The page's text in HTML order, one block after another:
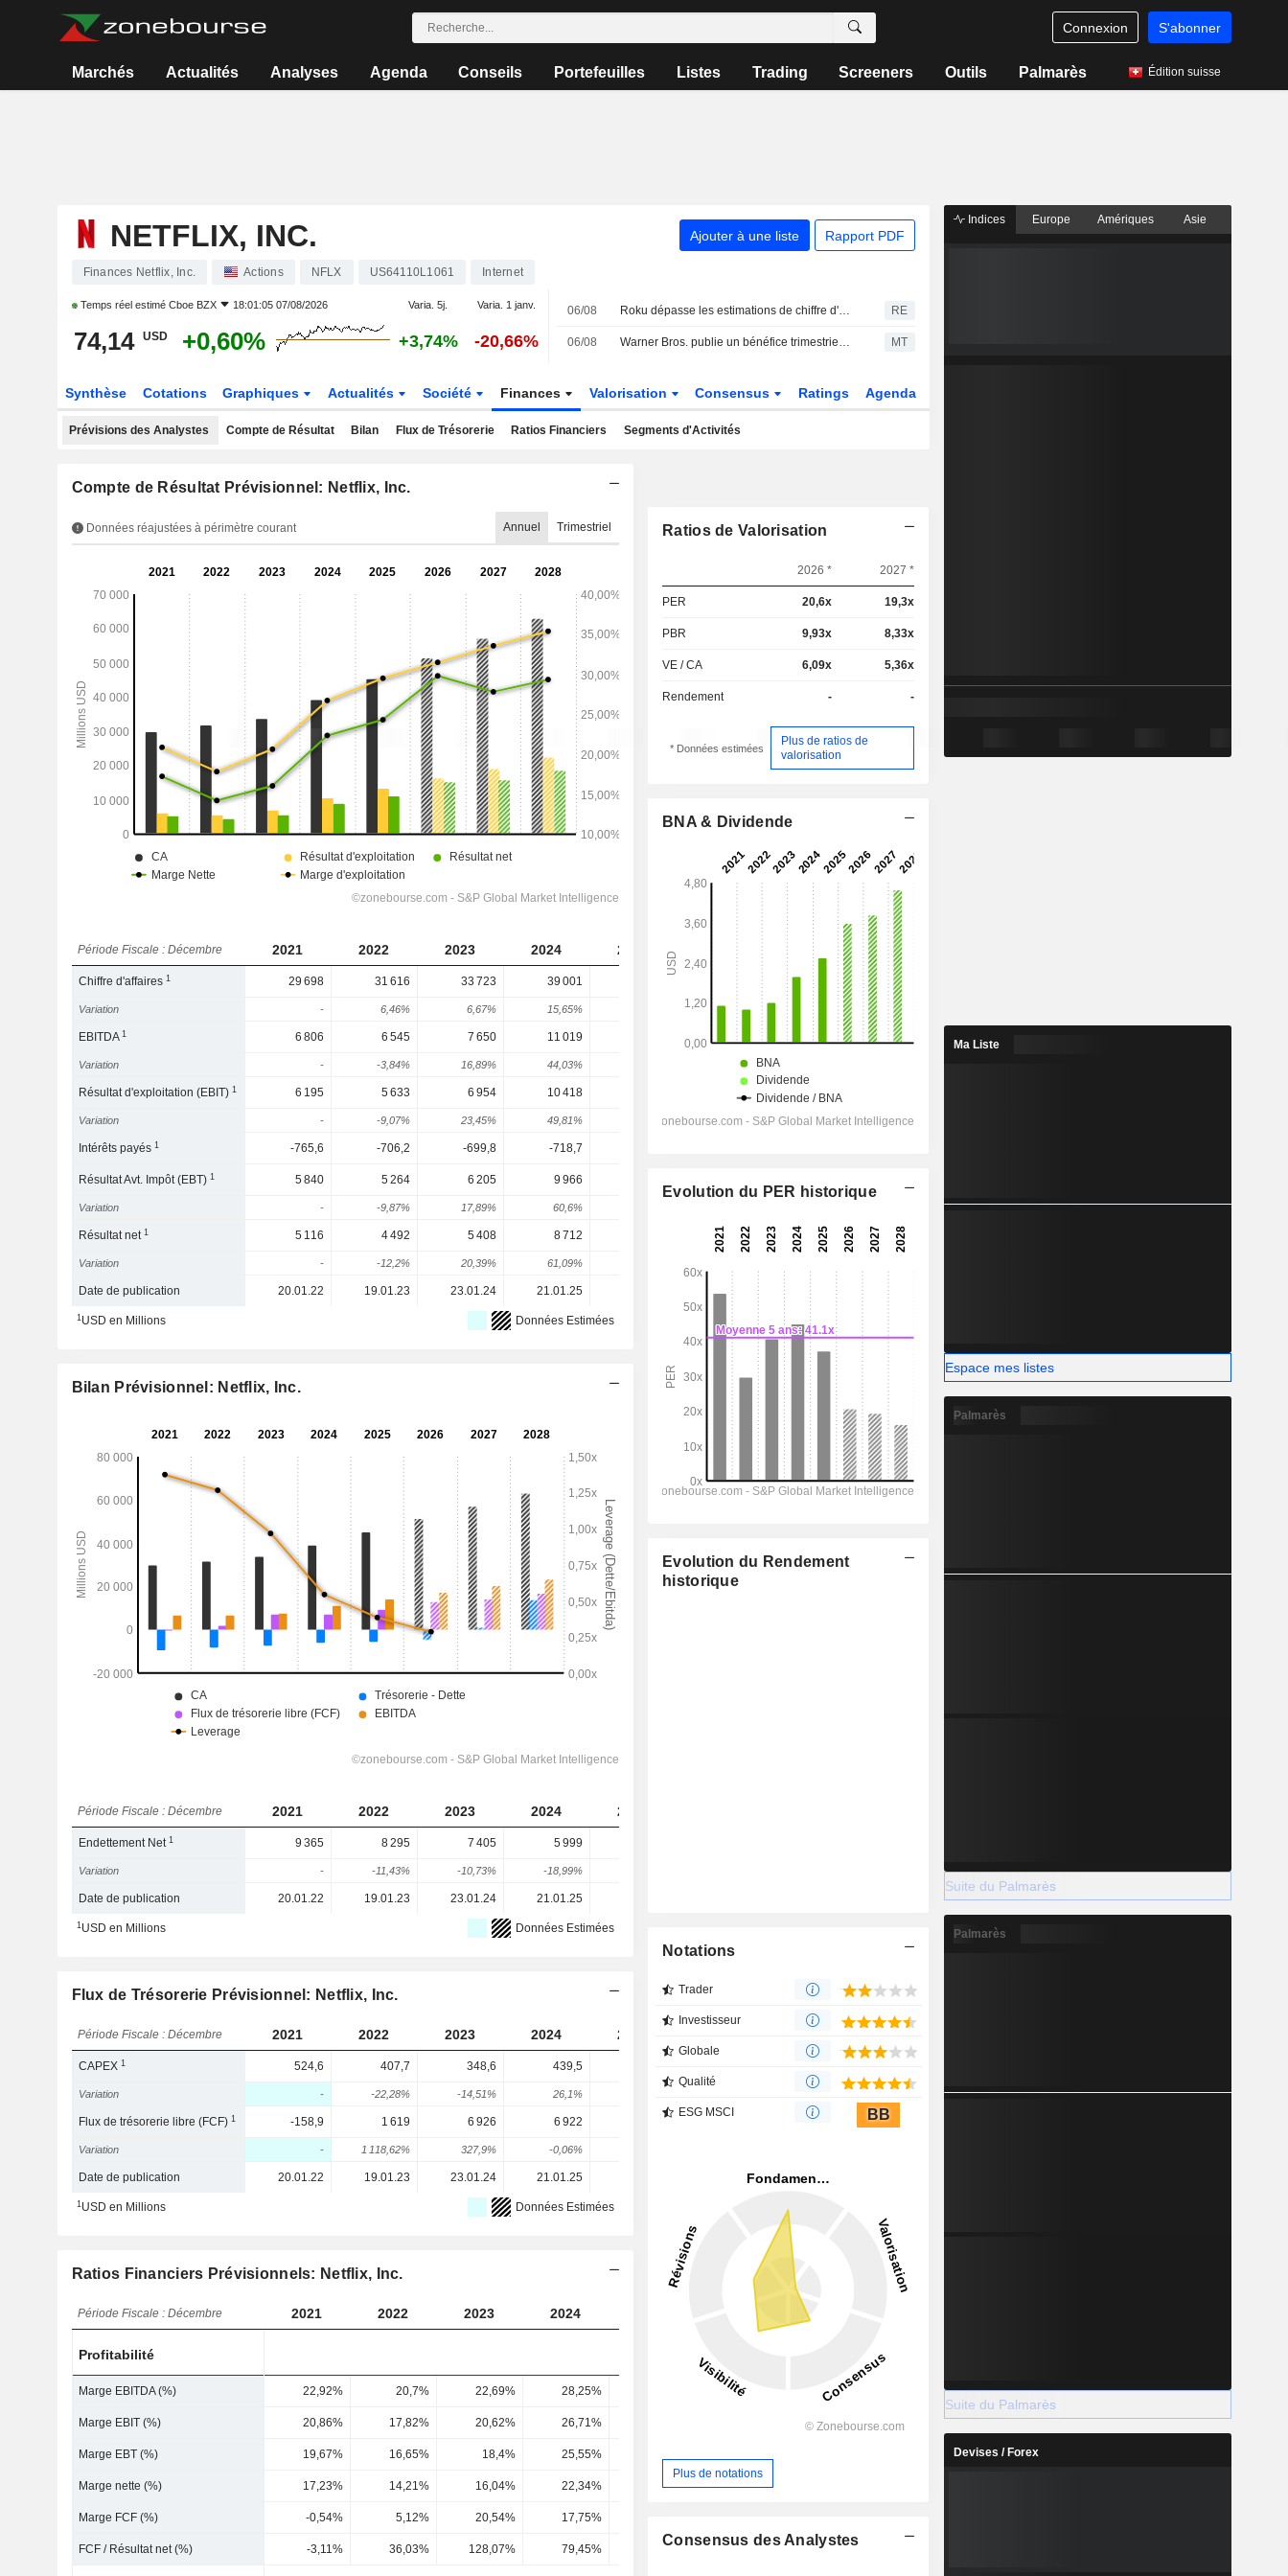
Connexion S'abonner
Marchés Actualités Analyses Agenda Conseils Portefeuilles Listes Trading Screeners Outils Palmarès Édition suisse
NETFLIX, INC. Ajouter à une liste Rapport PDF
Finances Netflix, Inc. Actions NFLX US64110L1061 Internet
Temps réel estimé Cboe BZX 18:01:05 07/08/2026 Varia. 5j. Varia. 1 janv.
74,14 USD +0,60% +3,74% -20,66%
06/08 Roku dépasse les estimations de chiffre d'affaires trimestriel grâce à la solidité de la publicité et des abonnements RE
06/08 Warner Bros. publie un bénéfice trimestriel surprise grâce au streaming ; l'accord avec Paramount reçoit le feu vert du Royaume-Uni MT
Synthèse Cotations Graphiques Actualités Société Finances Valorisation Consensus Ratings Agenda
Prévisions des Analystes Compte de Résultat Bilan Flux de Trésorerie Ratios Financiers Segments d'Activités
Compte de Résultat Prévisionnel: Netflix, Inc.
Données réajustées à périmètre courant Annuel Trimestriel
Période Fiscale : Décembre 2021 2022 2023 2024 2025 2027 2028
Chiffre d'affaires1 29 698 31 616 33 723 39 001 51 219 57 004 62 799
Variation - 6,46% 6,67% 15,65% 13,36% 11,29% 10,17%
EBITDA1 6 806 6 545 7 650 11 019 17 041 20 077 23 302
Variation - -3,84% 16,89% 44,03% 21,48%
Résultat d'exploitation (EBIT)1 6 195 5 633 6 954 10 418 16 125 19 126
Variation - -9,07% 23,45% 49,81% 27,92% 21% 18,61% 16,13%
Intérêts payés1 -765,6 -706,2 -699,8 -718,7
Résultat Avt. Impôt (EBT)1 5 840 5 264 6 205 9 966
Variation - -9,87% 17,89% 60,6%
Résultat net1 5 116 4 492 5 408 8 712 15 260 15 844 18 419
Variation - -12,2% 20,39% 61,09%
Date de publication 20.01.22 19.01.23 23.01.24 21.01.25
1USD en Millions Données Estimées
Bilan Prévisionnel: Netflix, Inc.
Période Fiscale : Décembre 2021 2022 2023 2024 2025
Endettement Net1 9 365 8 295 7 405 5 999
Variation - -11,43% -10,73% -18,99%
Date de publication 20.01.22 19.01.23 23.01.24 21.01.25
1USD en Millions Données Estimées
Flux de Trésorerie Prévisionnel: Netflix, Inc.
Période Fiscale : Décembre 2021 2022 2023 2024 2025
CAPEX1 524,6 407,7 348,6 439,5
Variation - -22,28% -14,51% 26,1%
Flux de trésorerie libre (FCF)1 -158,9 1 619 6 926 6 922 9 461 14 204
Variation - 1 118,62% 327,9% -0,06%
Date de publication 20.01.22 19.01.23 23.01.24 21.01.25 -
1USD en Millions Données Estimées
Ratios Financiers Prévisionnels: Netflix, Inc.
Période Fiscale : Décembre 2021 2022 2023 2024 2027
Profitabilité
Marge EBITDA (%) 22,92% 20,7% 22,69% 28,25% 33,27% 35,22% 37,11%
Marge EBIT (%) 20,86% 17,82% 20,62% 26,71% 33,55% 35,37%
Marge EBT (%) 19,67% 16,65% 18,4% 25,55%
Marge nette (%) 17,23% 14,21% 16,04% 22,34% 24,3% 29,79%
Marge FCF (%) -0,54% 5,12% 20,54% 17,75%
FCF / Résultat net (%) -3,11% 36,03% 128,07% 79,45% 86,16% 84,38% 89,65%
Ratios de Valorisation
2026 * 2027 *
PER 20,6x 19,3x
PBR 9,93x 8,33x
VE / CA 6,09x 5,36x
Rendement - -
* Données estimées
Plus de ratios de
valorisation
BNA & Dividende
Evolution du PER historique
Evolution du Rendement
historique
Notations
Trader
Investisseur
Globale
Qualité
ESG MSCI BB
Plus de notations
Consensus des Analystes
Indices Europe Amériques Asie
Ma Liste
Espace mes listes
Palmarès
Suite du Palmarès
Palmarès
Suite du Palmarès
Devises / Forex